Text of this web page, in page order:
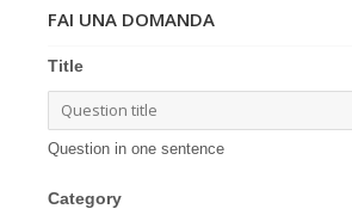
FAI UNA DOMANDA
Title
Question in one sentence
Category